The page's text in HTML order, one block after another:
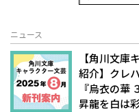
ニュース
【角川文庫
紹介】クレ
『烏衣の華
昇龍を白は